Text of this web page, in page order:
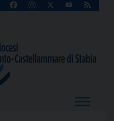
FacebookInstagram
X
YouTube
Feed